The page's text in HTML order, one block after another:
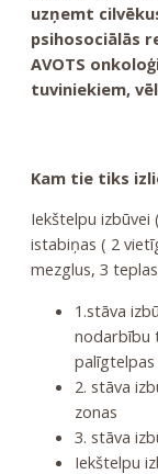
uzņemt
psihosociālās
AVOTS
tuviniekiem, vēl
Kam tie tiks
Iekštelpu
istabiņas ( 2
mezglus, 3
1.stāva
nodarbību
palīgtelpas
2. stāva
zonas
3. stāva
Iekštelpu